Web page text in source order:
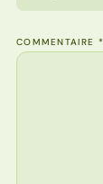
COMMENTAIRE *